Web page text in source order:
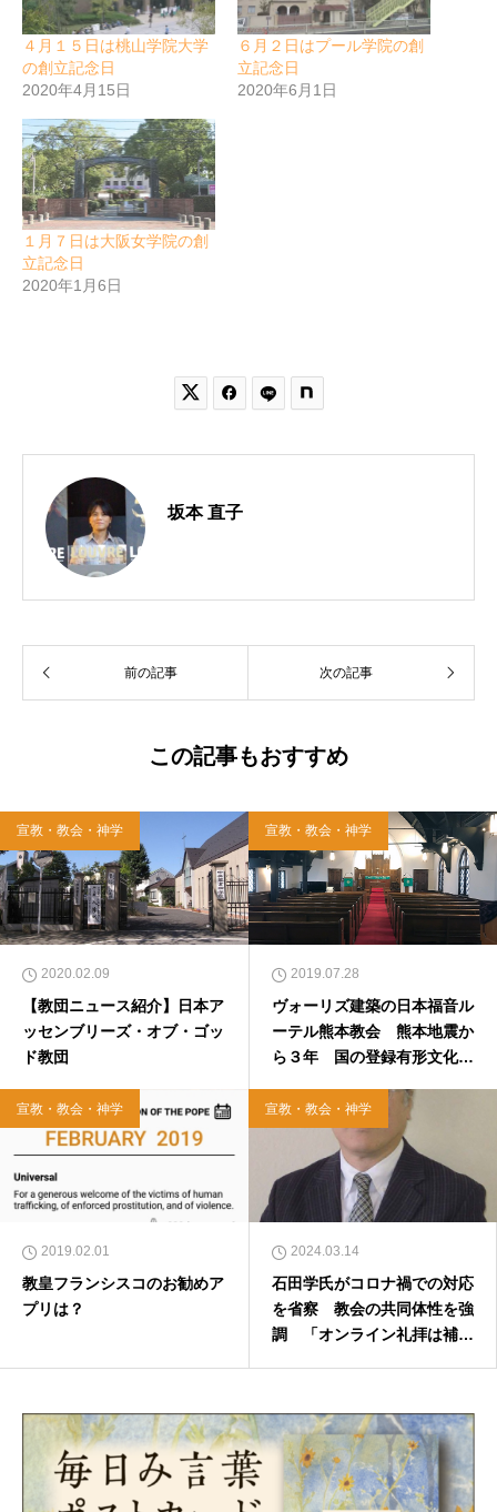
４月１５日は桃山学院大学
の創立記念日
2020年4月15日
６月２日はプール学院の創
立記念日
2020年6月1日
１月７日は大阪女学院の創
立記念日
2020年1月6日
 
坂本 直子
前の記事 次の記事
この記事もおすすめ
宣教・教会・神学
2020.02.09
【教団ニュース紹介】日本ア
ッセンブリーズ・オブ・ゴッ
ド教団
宣教・教会・神学
2019.07.28
ヴォーリズ建築の日本福音ル
ーテル熊本教会 熊本地震か
ら３年 国の登録有形文化財
宣教・教会・神学
2019.02.01
教皇フランシスコのお勧めア
プリは？
宣教・教会・神学
2024.03.14
石田学氏がコロナ禍での対応
を省察 教会の共同体性を強
調 「オンライン礼拝は補完